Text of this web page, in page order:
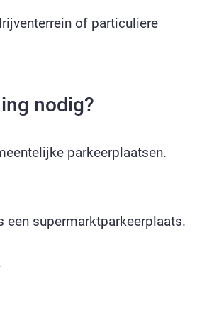
of particuliere
nodig?
parkeerplaatsen.
een supermarktparkeerplaats.